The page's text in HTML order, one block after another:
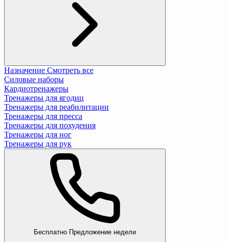
Назначение Смотреть все
Силовые наборы
Кардиотренажеры
Тренажеры для ягодиц
Тренажеры для реабилитации
Тренажеры для пресса
Тренажеры для похудения
Тренажеры для ног
Тренажеры для рук
Бесплатно Предложение недели